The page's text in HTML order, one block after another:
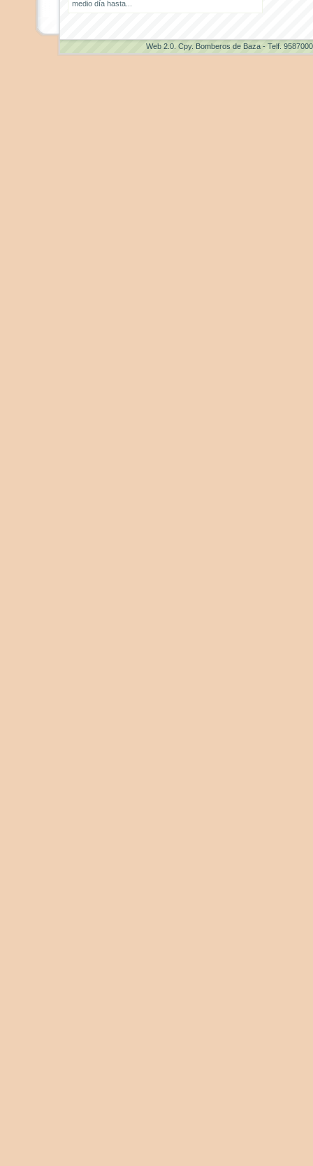
medio día hasta...
Web 2.0 . Cpy. Bomberos de Baza - Telf.